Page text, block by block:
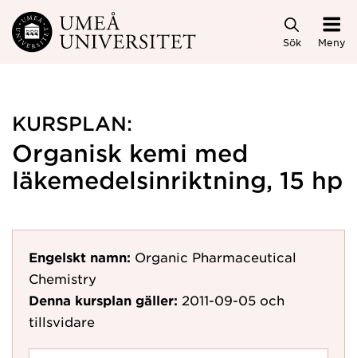
Hoppa direkt till innehållet
Sök Meny
KURSPLAN:
Organisk kemi med
läkemedelsinriktning, 15 hp
Engelskt namn: Organic Pharmaceutical
Chemistry
Denna kursplan gäller: 2011-09-05 och
tillsvidare